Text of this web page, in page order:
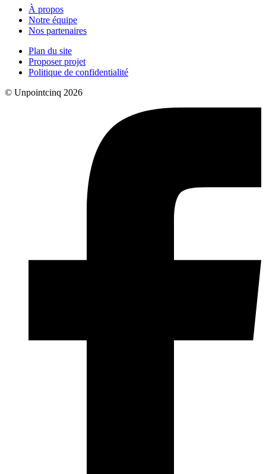
À propos
Notre équipe
Nos partenaires
Plan du site
Proposer projet
Politique de confidentialité
© Unpointcinq 2026